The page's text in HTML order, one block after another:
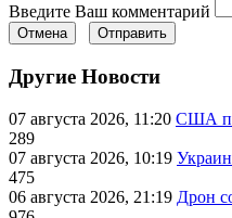
Введите Ваш комментарий
Отмена Отправить
Другие Новости
07 августа 2026, 11:20 США
289
07 августа 2026, 10:19
475
06 августа 2026, 21:19 Дрон